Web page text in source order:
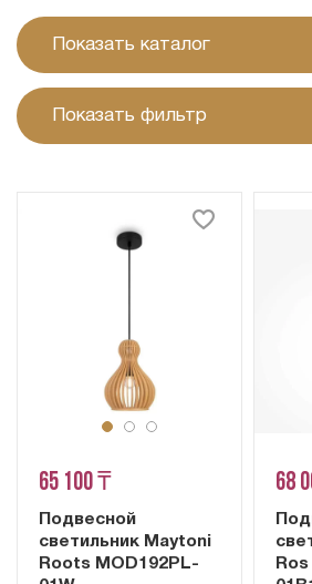
Показать каталог
Показать фильтр
65 100 ₸
Подвесной
светильник Maytoni
Roots MOD192PL-
68